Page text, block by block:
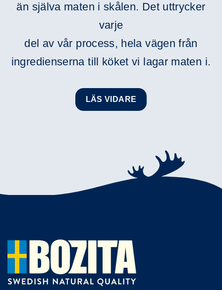
än själva maten i skålen. Det uttrycker
varje
del av vår process, hela vägen från
ingredienserna till köket vi lagar maten i.
LÄS VIDARE